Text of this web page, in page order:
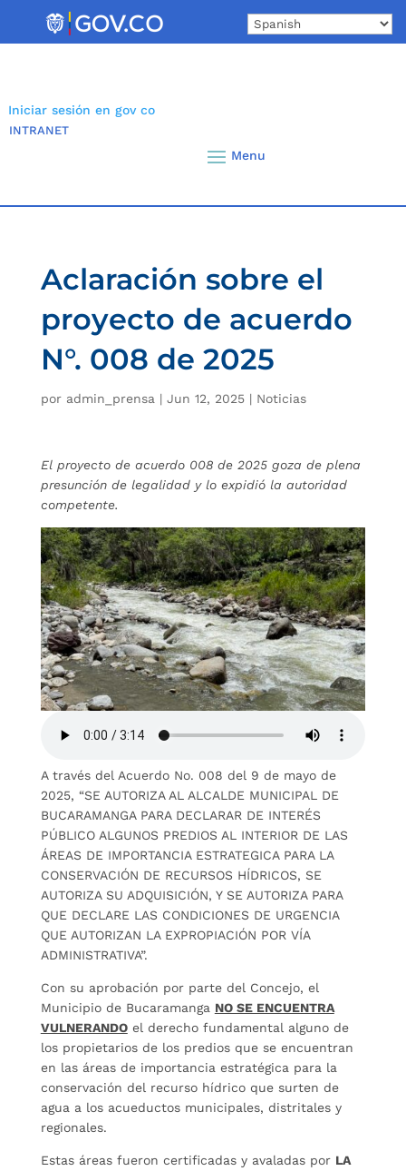
Iniciar sesión en gov co
INTRANET
Aclaración sobre el
proyecto de acuerdo
N°. 008 de 2025
por admin_prensa | Jun 12, 2025| Noticias
El proyecto de acuerdo 008 de 2025 goza de plena
presunción de legalidad y lo expidió la autoridad
competente.
A través del Acuerdo No. 008 del 9 de mayo de
2025, “SE AUTORIZA AL ALCALDE MUNICIPAL DE
BUCARAMANGA PARA DECLARAR DE INTERÉS
PÚBLICO ALGUNOS PREDIOS AL INTERIOR DE LAS
ÁREAS DE IMPORTANCIA ESTRATEGICA PARA LA
CONSERVACIÓN DE RECURSOS HÍDRICOS, SE
AUTORIZA SU ADQUISICIÓN, Y SE AUTORIZA PARA
QUE DECLARE LAS CONDICIONES DE URGENCIA
QUE AUTORIZAN LA EXPROPIACIÓN POR VÍA
ADMINISTRATIVA”.
Con su aprobación por parte del Concejo, el
Municipio de Bucaramanga NO SE ENCUENTRA
VULNERANDOel derecho fundamental alguno de
los propietarios de los predios que se encuentran
en las áreas de importancia estratégica para la
conservación del recurso hídrico que surten de
agua a los acueductos municipales, distritales y
regionales.
Estas áreas fueron certificadas y avaladas por LA